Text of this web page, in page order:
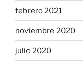
febrero 2021
noviembre 2020
julio 2020